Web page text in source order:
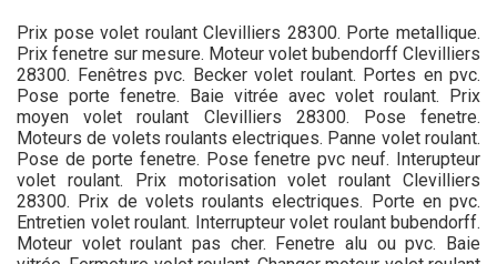
Prix pose volet roulant Clevilliers 28300. Porte metallique.
Prix fenetre sur mesure. Moteur volet bubendorff Clevilliers
28300. Fenêtres pvc. Becker volet roulant. Portes en pvc.
Pose porte fenetre. Baie vitrée avec volet roulant. Prix
moyen volet roulant Clevilliers 28300. Pose fenetre.
Moteurs de volets roulants electriques. Panne volet roulant.
Pose de porte fenetre. Pose fenetre pvc neuf. Interupteur
volet roulant. Prix motorisation volet roulant Clevilliers
28300. Prix de volets roulants electriques. Porte en pvc.
Entretien volet roulant. Interrupteur volet roulant bubendorff.
Moteur volet roulant pas cher. Fenetre alu ou pvc. Baie